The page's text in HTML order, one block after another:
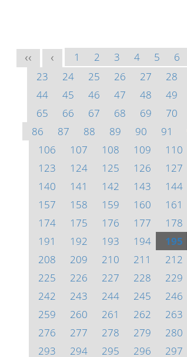
<< < 1 2 3 4 5 6
23
24 25 26 27 28
44
45 46 47 48 49
65
66 67 68 69 70
86
87 88 89 90 91
106
107 108 109 110
123
124 125 126 127
140
141 142 143 144
157
158 159 160 161
174
175 176 177 178
191
192 193 194 195
208
209 210 211 212
225
226 227 228 229
242
243 244 245 246
259
260 261 262 263
276
277 278 279 280
293
294 295 296 297